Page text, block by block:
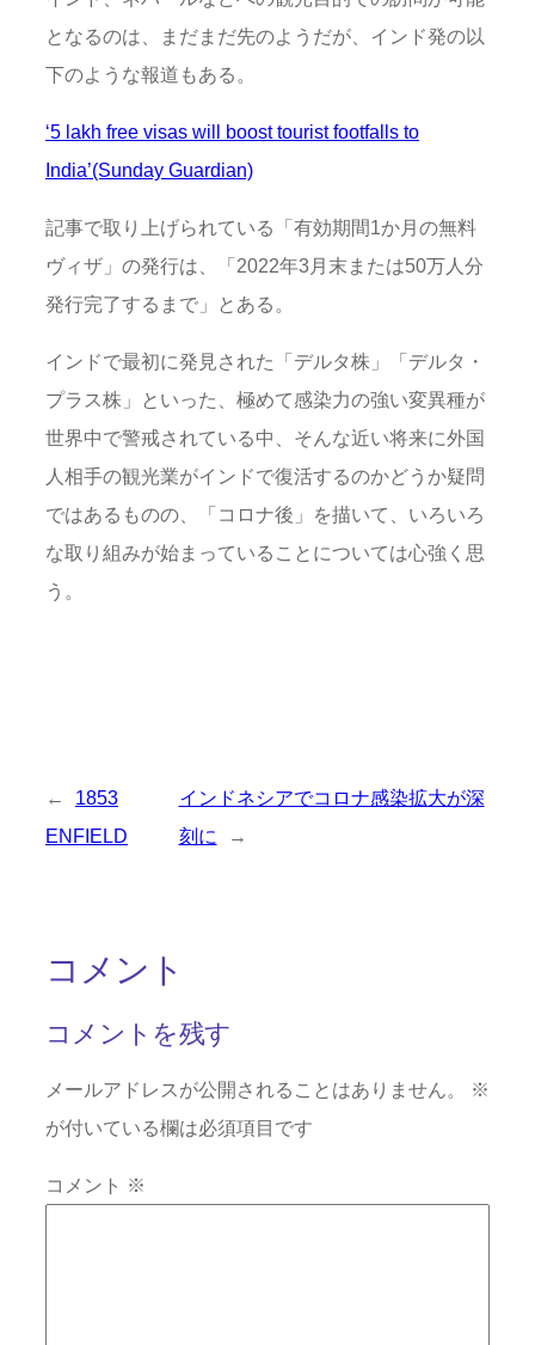
となるのは、まだまだ先のようだが、インド発の以
下のような報道もある。
‘5 lakh free visas will boost tourist footfalls to
India’(Sunday Guardian)
記事で取り上げられている「有効期間1か月の無料
ヴィザ」の発行は、「2022年3月末または50万人分
発行完了するまで」とある。
インドで最初に発見された「デルタ株」「デルタ・
プラス株」といった、極めて感染力の強い変異種が
世界中で警戒されている中、そんな近い将来に外国
人相手の観光業がインドで復活するのかどうか疑問
ではあるものの、「コロナ後」を描いて、いろいろ
な取り組みが始まっていることについては心強く思
う。
←
1853
ENFIELD
インドネシアでコロナ感染拡大が深
刻に
→
コメント
コメントを残す
メールアドレスが公開されることはありません。
※
が付いている欄は必須項目です
コメント ※